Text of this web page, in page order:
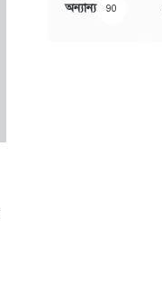
অন্যান্য 90